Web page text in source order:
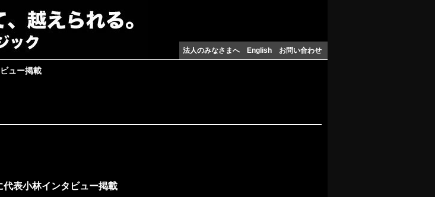
法人のみなさまへ English お問い合わせ
ュー掲載
代表小林インタビュー掲載